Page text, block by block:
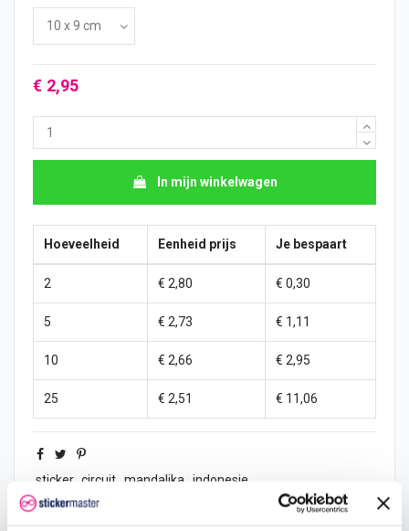
€ 2,95
In mijn winkelwagen
Hoeveelheid Eenheid prijs Je bespaart
2 € 2,80 € 0,30
5 € 2,73 € 1,11
10 € 2,66 € 2,95
25 € 2,51 € 11,06
sticker circuit mandalika indonesie